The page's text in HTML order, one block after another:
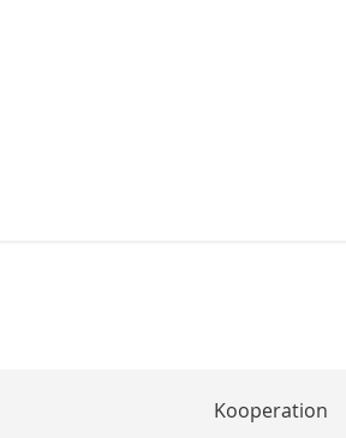
Kooperation